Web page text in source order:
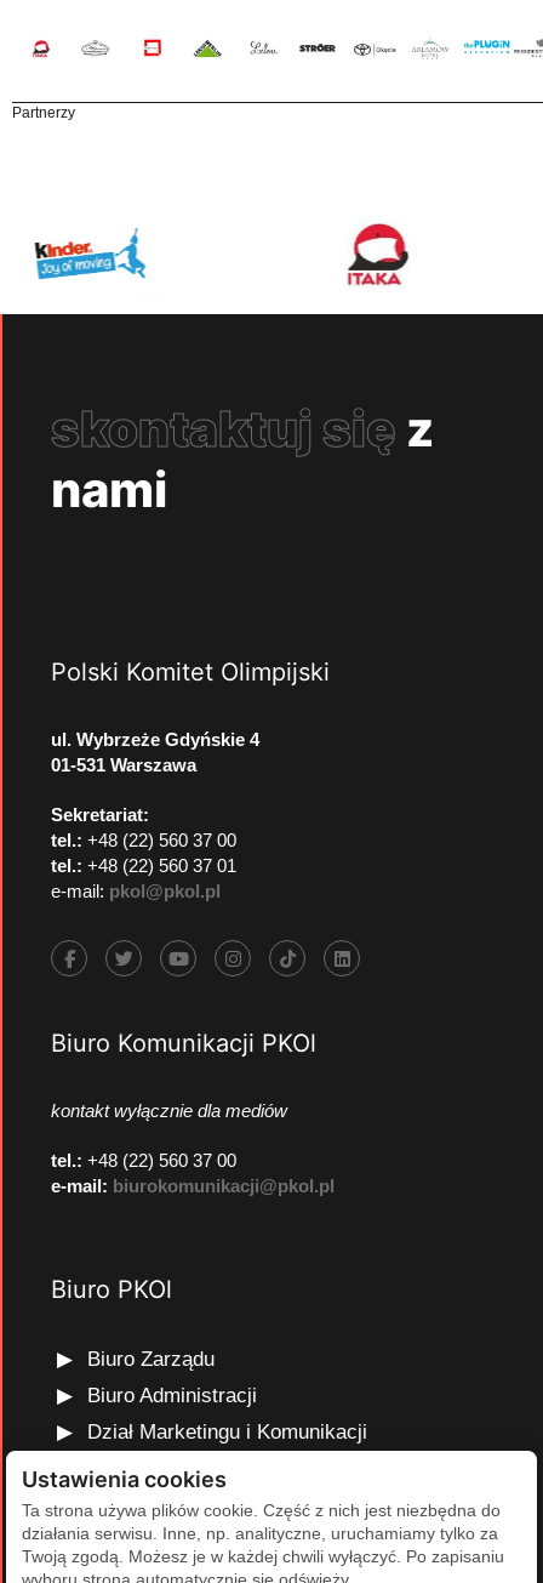
Partnerzy
skontaktuj się z
nami
Polski Komitet Olimpijski
ul. Wybrzeże Gdyńskie 4
01-531 Warszawa
Sekretariat:
tel.: +48 (22) 560 37 00
tel.: +48 (22) 560 37 01
e-mail: pkol@pkol.pl
Biuro Komunikacji PKOl
kontakt wyłącznie dla mediów
tel.: +48 (22) 560 37 00
e-mail: biurokomunikacji@pkol.pl
Biuro PKOl
Biuro Zarządu
Biuro Administracji
Dział Marketingu i Komunikacji
Dział Edukacji Olimpijskiej
Dział Finansów i Kadr
Dział Projektów Olimpijskich
Dział Programów Rozwojowych
Ustawienia cookies
Ta strona używa plików cookie. Część z nich jest niezbędna do
działania serwisu. Inne, np. analityczne, uruchamiamy tylko za
Twoją zgodą. Możesz je w każdej chwili wyłączyć. Po zapisaniu